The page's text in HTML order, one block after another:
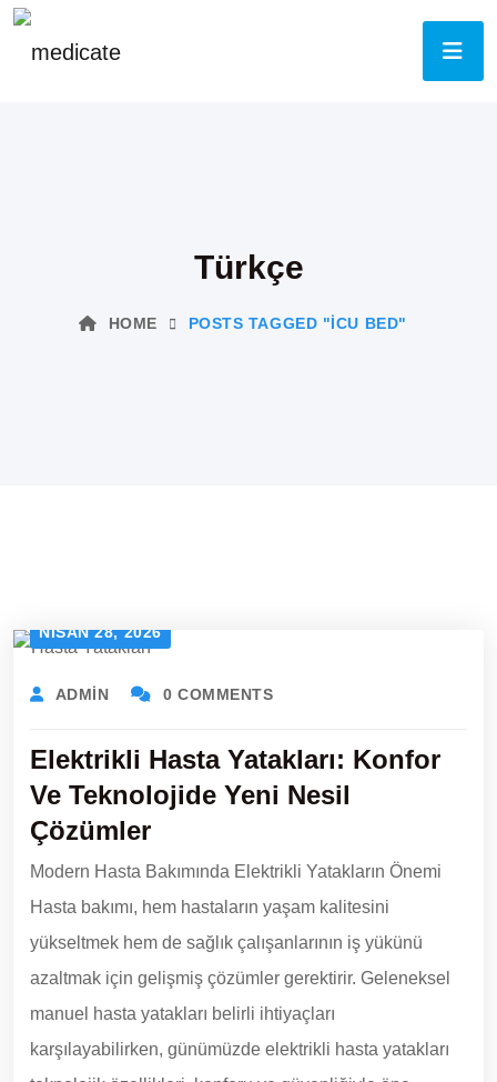
Türkçe
HOME POSTS TAGGED "ICU BED"
NISAN 28, 2026
ADMIN 0 COMMENTS
Elektrikli Hasta Yatakları: Konfor
Ve Teknolojide Yeni Nesil
Çözümler
Modern Hasta Bakımında Elektrikli Yatakların Önemi
Hasta bakımı, hem hastaların yaşam kalitesini
yükseltmek hem de sağlık çalışanlarının iş yükünü
azaltmak için gelişmiş çözümler gerektirir. Geleneksel
manuel hasta yatakları belirli ihtiyaçları
karşılayabilirken, günümüzde elektrikli hasta yatakları